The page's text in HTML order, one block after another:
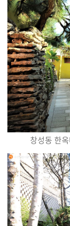
창성동 한